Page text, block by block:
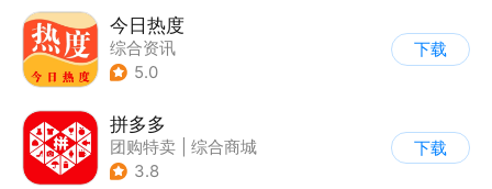
今日热度
综合资讯
5.0
下载
拼多多
团购特卖
综合商城
3.8
下载